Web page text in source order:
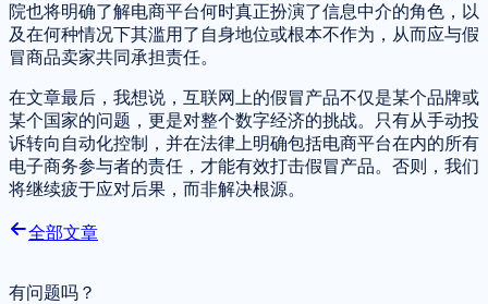
院也将明确了解电商平台何时真正扮演了信息中介的角色，以
及在何种情况下其滥用了自身地位或根本不作为，从而应与假
冒商品卖家共同承担责任。
在文章最后，我想说，互联网上的假冒产品不仅是某个品牌或
某个国家的问题，更是对整个数字经济的挑战。只有从手动投
诉转向自动化控制，并在法律上明确包括电商平台在内的所有
电子商务参与者的责任，才能有效打击假冒产品。否则，我们
将继续疲于应对后果，而非解决根源。
全部文章
有问题吗？